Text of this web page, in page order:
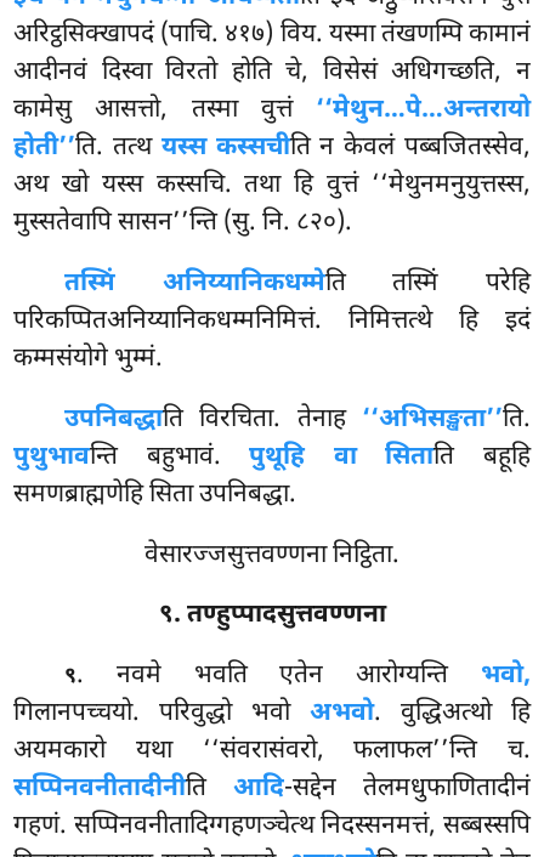
अरिट्ठसिक्खापदं (पाचि. ४१७) विय. यस्मा तंखणम्पि कामानं
आदीनवं दिस्वा विरतो होति चे, विसेसं अधिगच्छति, न
कामेसु आसत्तो, तस्मा वुत्तं ‘‘मेथुन…पे…अन्तरायो
होती’’ति. तत्थ यस्स कस्सचीति न केवलं पब्बजितस्सेव,
अथ खो यस्स कस्सचि. तथा हि वुत्तं ‘‘मेथुनमनुयुत्तस्स,
मुस्सतेवापि सासन’’न्ति (सु. नि. ८२०).
तस्मिं अनिय्यानिकधम्मेति तस्मिं परेहि
परिकप्पितअनिय्यानिकधम्मनिमित्तं. निमित्तत्थे हि इदं
कम्मसंयोगे भुम्मं.
उपनिबद्धाति विरचिता. तेनाह ‘‘अभिसङ्खता’’ति.
पुथुभावन्ति बहुभावं.पुथूहि वा सिताति बहूहि
समणब्राह्मणेहि सिता उपनिबद्धा.
वेसारज्जसुत्तवण्णना निट्ठिता.
९. तण्हुप्पादसुत्तवण्णना
९. नवमे भवति एतेन आरोग्यन्ति भवो,
गिलानपच्चयो. परिवुद्धो भवो अभवो. वुद्धिअत्थो हि
अयमकारो यथा ‘‘संवरासंवरो, फलाफल’’न्ति च.
सप्पिनवनीतादीनीति आदि-सद्देन तेलमधुफाणितादीनं
गहणं. सप्पिनवनीतादिग्गहणञ्चेत्थ निदस्सनमत्तं, सब्बस्सपि